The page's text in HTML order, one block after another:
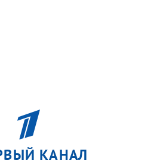
КАНАЛ